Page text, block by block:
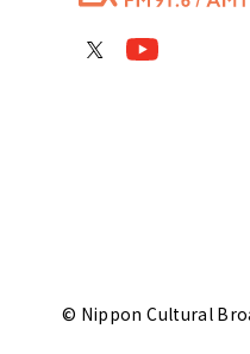
© Nippon Cultural